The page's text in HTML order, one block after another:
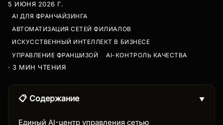
5 ИЮНЯ 2026 Г.
AI ДЛЯ ФРАНЧАЙЗИНГА
АВТОМАТИЗАЦИЯ СЕТЕЙ ФИЛИАЛОВ
ИСКУССТВЕННЫЙ ИНТЕЛЛЕКТ В БИЗНЕСЕ
УПРАВЛЕНИЕ ФРАНШИЗОЙ
AI-КОНТРОЛЬ КАЧЕСТВА
· 3 МИН ЧТЕНИЯ
📋 Содержание ▼
Единый AI-центр управления сетью